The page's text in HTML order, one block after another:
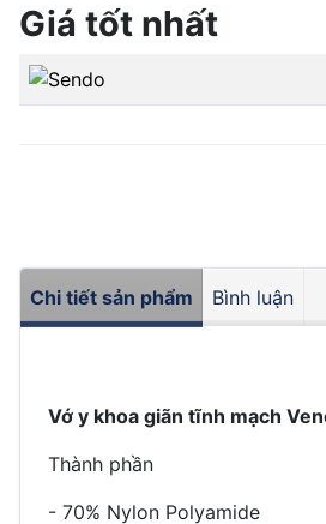
Giá tốt nhất
Chi tiết sản phẩm Bình luận
Vớ y khoa giãn tĩnh mạch
Thành phần
- 70% Nylon Polyamide